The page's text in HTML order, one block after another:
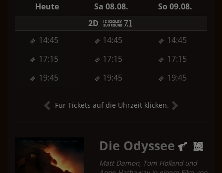
Heute Sa 08.08. So 09.08.
14:45 14:45
14:45
17:15
17:15
17:15
19:45
19:45 19:45
2D
Für Tickets auf die Uhrzeit klicken.
Die Odyssee
Matt Damon, Tom Holland und